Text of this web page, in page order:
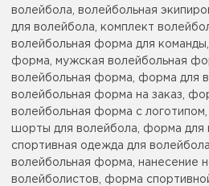
волейбола, волейбольная
для волейбола, комплект
волейбольная форма для
форма, мужская волейбольная
волейбольная форма, форма для
волейбольная форма на заказ,
волейбольная форма с логотипом,
шорты для волейбола, форма для
спортивная одежда для
волейбольная форма, нанесение
волейболистов, форма